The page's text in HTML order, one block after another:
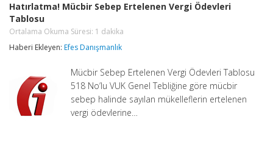
Sebep
Vergi
Tablosu
Okuma
Süresi:
dakika
Hatırlatma! Mücbir Sebep Ertelenen Vergi Ödevleri
Tablosu
Ortalama Okuma Süresi: 1 dakika
Haberi Ekleyen: Efes Danışmanlık
Mücbir Sebep Ertelenen Vergi Ödevleri Tablosu
518 No’lu VUK Genel Tebliğine göre mücbir
sebep halinde sayılan mükelleflerin ertelenen
vergi ödevlerine…